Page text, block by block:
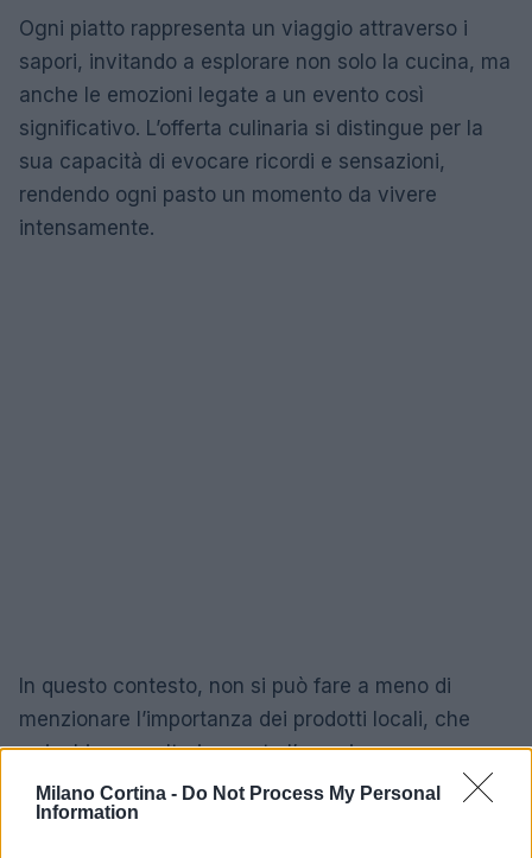
Milano Cortina - Do Not Process My Personal
Information
Ogni piatto rappresenta un viaggio attraverso i
sapori, invitando a esplorare non solo la cucina, ma
anche le emozioni legate a un evento così
significativo. L’offerta culinaria si distingue per la
sua capacità di evocare ricordi e sensazioni,
rendendo ogni pasto un momento da vivere
intensamente.
In questo contesto, non si può fare a meno di
menzionare l’importanza dei prodotti locali, che
arricchiscono ulteriormente l’esperienza
gastronomica. L’attenzione alla qualità e alla
provenienza degli ingredienti è fondamentale per